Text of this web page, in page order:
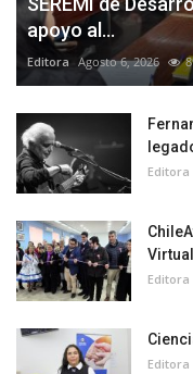
apoyo al...
Editora Agosto 6, 2026
Editora
Editora
Editora